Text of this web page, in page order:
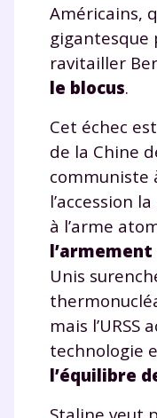
Américains,
ravitailler
le blocus.
Cet échec
de la Chine
communiste
l’accession
à l’arme
Unis
mais l’URSS
technologie
l’équilibre
Envie
et de
Testez
pendant
scolaire !
Fiches de
corrigés,
Unespace
suivre les